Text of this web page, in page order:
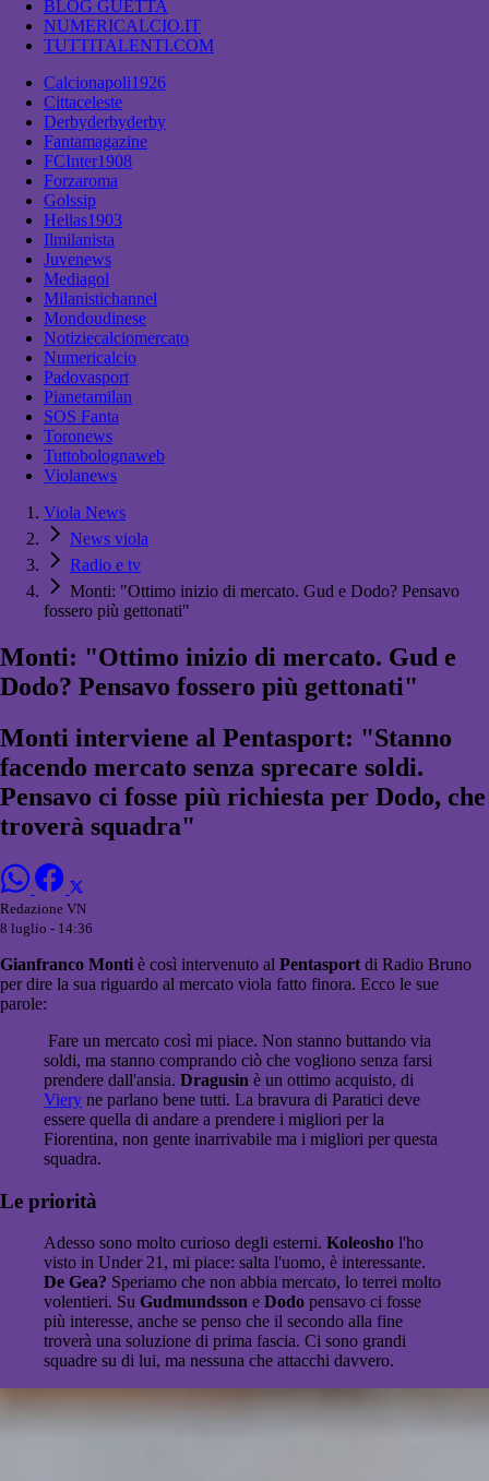
BLOG GUETTA
NUMERICALCIO.IT
TUTTITALENTI.COM
Calcionapoli1926
Cittaceleste
Derbyderbyderby
Fantamagazine
FCInter1908
Forzaroma
Golssip
Hellas1903
Ilmilanista
Juvenews
Mediagol
Milanistichannel
Mondoudinese
Notiziecalciomercato
Numericalcio
Padovasport
Pianetamilan
SOS Fanta
Toronews
Tuttobolognaweb
Violanews
Viola News
News viola
Radio e tv
Monti: "Ottimo inizio di mercato. Gud e Dodo? Pensavo
fossero più gettonati"
Monti: "Ottimo inizio di mercato. Gud e
Dodo? Pensavo fossero più gettonati"
Monti interviene al Pentasport: "Stanno
facendo mercato senza sprecare soldi.
Pensavo ci fosse più richiesta per Dodo, che
troverà squadra"
Redazione VN
8 luglio - 14:36
Gianfranco Monti è così intervenuto al Pentasport di Radio Bruno
per dire la sua riguardo al mercato viola fatto finora. Ecco le sue
parole:
Fare un mercato così mi piace. Non stanno buttando via
soldi, ma stanno comprando ciò che vogliono senza farsi
prendere dall'ansia. Dragusin è un ottimo acquisto, di
Viery ne parlano bene tutti. La bravura di Paratici deve
essere quella di andare a prendere i migliori per la
Fiorentina, non gente inarrivabile ma i migliori per questa
squadra.
Le priorità
Adesso sono molto curioso degli esterni. Koleosho l'ho
visto in Under 21, mi piace: salta l'uomo, è interessante.
De Gea? Speriamo che non abbia mercato, lo terrei molto
volentieri. Su Gudmundsson e Dodo pensavo ci fosse
più interesse, anche se penso che il secondo alla fine
troverà una soluzione di prima fascia. Ci sono grandi
squadre su di lui, ma nessuna che attacchi davvero.